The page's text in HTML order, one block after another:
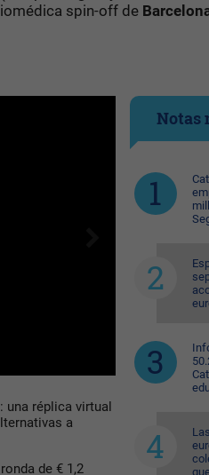
spin-off de
una réplica virtual
a
de € 1,2
Notas